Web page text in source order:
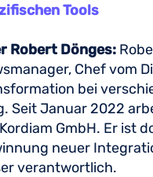
Tools
Robert Dönges:
Chef vom
bei
Seit Januar 2022
GmbH. Er ist
neuer
verantwortlich.